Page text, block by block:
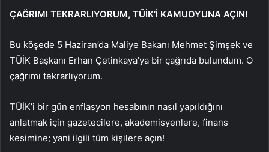
ÇAĞRIMI TEKRARLIYORUM, TÜİK’İ KAMUOYUNA AÇIN!
Bu köşede 5 Haziran’da Maliye Bakanı Mehmet Şimşek ve
TÜİK Başkanı Erhan Çetinkaya’ya bir çağrıda bulundum. O
çağrımı tekrarlıyorum.
TÜİK’i bir gün enflasyon hesabının nasıl yapıldığını
anlatmak için gazetecilere, akademisyenlere, finans
kesimine; yani ilgili tüm kişilere açın!